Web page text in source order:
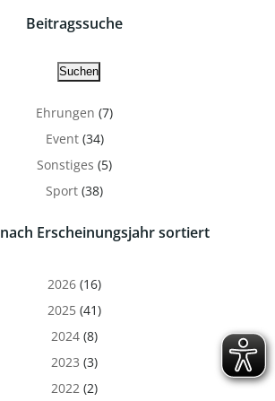
Beitragssuche
Suchen
Ehrungen (7)
Event(34)
Sonstiges (5)
Sport (38)
Erscheinungsjahr sortiert
2026 (16)
2025 (41)
2024 (8)
2023 (3)
2022 (2)